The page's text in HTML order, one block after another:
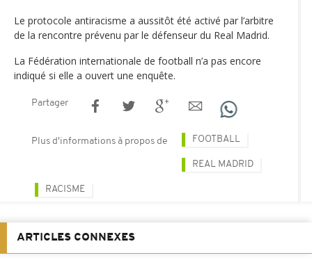
Le protocole antiracisme a aussitôt été activé par l’arbitre
de la rencontre prévenu par le défenseur du Real Madrid.
La Fédération internationale de football n’a pas encore
indiqué si elle a ouvert une enquête.
Partager
Plus d'informations à propos de FOOTBALL
REAL MADRID
RACISME
ARTICLES CONNEXES